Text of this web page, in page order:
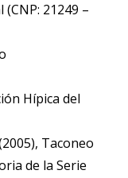
21249 –
Hípica del
Taconeo
de la Serie